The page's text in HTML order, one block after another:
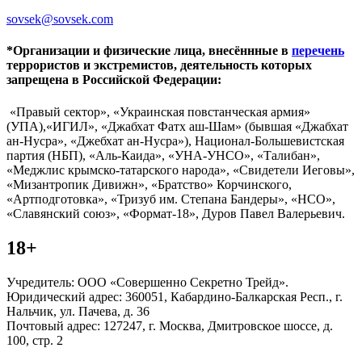
sovsek@sovsek.com
*Организации и физические лица, внесённные в перечень
террористов и экстремистов, деятельность которых
запрещена в Российской Федерации:
«Правый сектор», «Украинская повстанческая армия»
(УПА),«ИГИЛ», «Джабхат Фатх аш-Шам» (бывшая «Джабхат
ан-Нусра», «Джебхат ан-Нусра»), Национал-Большевистская
партия (НБП), «Аль-Каида», «УНА-УНСО», «Талибан»,
«Меджлис крымско-татарского народа», «Свидетели Иеговы»,
«Мизантропик Дивижн», «Братство» Корчинского,
«Артподготовка», «Тризуб им. Степана Бандеры», «НСО»,
«Славянский союз», «Формат-18», Дуров Павел Валерьевич.
18+
Учредитель: ООО «Совершенно Секретно Трейд».
Юридический адрес: 360051, Кабардино-Балкарская Респ., г.
Нальчик, ул. Пачева, д. 36
Почтовый адрес: 127247, г. Москва, Дмитровское шоссе, д.
100, стр. 2